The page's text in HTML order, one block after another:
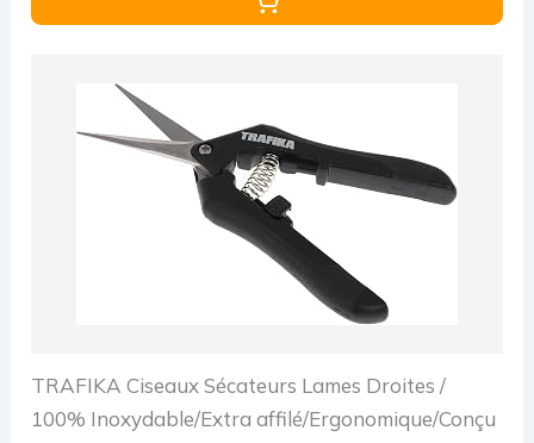
TRAFIKA Ciseaux Sécateurs Lames Droites /
100% Inoxydable/Extra affilé/Ergonomique/Conçu